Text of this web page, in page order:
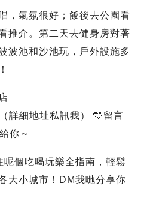
，氣氛很好；飯後去公園看
推介。第二天去健身房對著
波池和沙池玩，戶外設施多
詳細地址私訊我） 🩵留言
你～
個吃喝玩樂全指南，輕鬆
大小城市！DM我哋分享你